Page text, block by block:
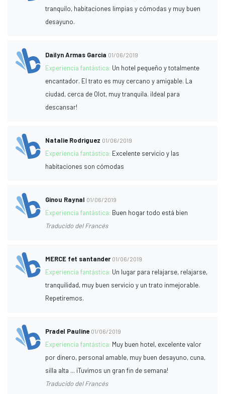
tranquilo, habitaciones limpias y cómodas y muy buen
desayuno.
Dailyn Armas Garcia 01/06/2019
Experiencia fantástica: Un hotel pequeño y totalmente
encantador. El trato es muy cercano y amigable. La
ciudad, cerca de Olot, muy tranquila. ¡Ideal para
descansar!
Natalie Rodriguez 01/06/2019
Experiencia fantástica: Excelente servicio y las
habitaciones son cómodas
Ginou Raynal 01/06/2019
Experiencia fantástica: Buen hogar todo está bien
Traducido del Francés
MERCE fet santander 01/06/2019
Experiencia fantástica: Un lugar para relajarse, relajarse,
tranquilidad, muy buen servicio y un trato inmejorable.
Repetiremos.
Pradel Pauline 01/06/2019
Experiencia fantástica: Muy buen hotel, excelente valor
por dinero, personal amable, muy buen desayuno, cuna,
silla alta ... ¡Tuvimos un gran fin de semana!
Traducido del Francés